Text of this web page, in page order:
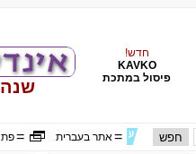
חדש!
KAVKO
פיסול במתכת
= אתר בעברית=